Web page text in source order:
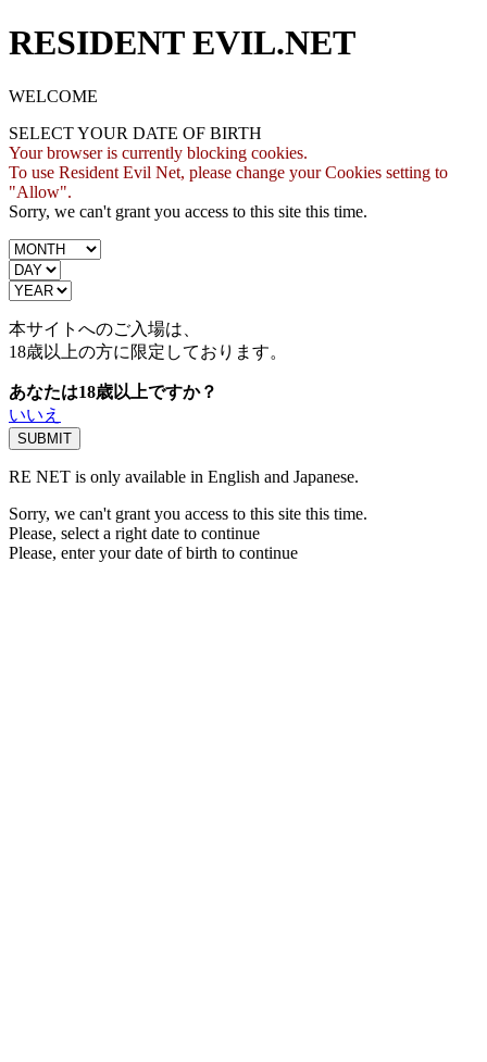
RESIDENT EVIL.NET
WELCOME
SELECT YOUR DATE OF BIRTH
Your browser is currently blocking cookies.
To use Resident Evil Net, please change your Cookies setting to
"Allow".
Sorry, we can't grant you access to this site this time.
本サイトへのご入場は、
18歳以上の方に限定しております。
あなたは18歳以上ですか？
いいえ
RE NET is only available in English and Japanese.
Sorry, we can't grant you access to this site this time.
Please, select a right date to continue
Please, enter your date of birth to continue